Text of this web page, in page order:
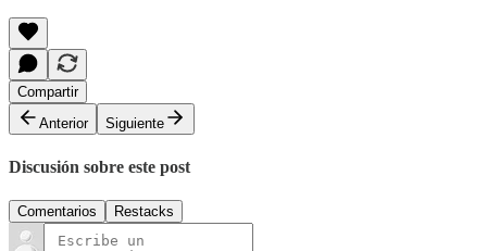
Compartir
Anterior
Siguiente
Discusión sobre este post
Comentarios Restacks